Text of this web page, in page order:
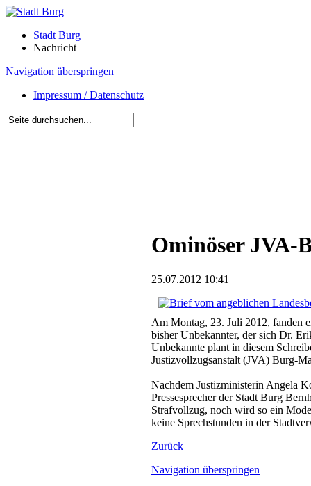
Stadt Burg
Nachricht
Navigation überspringen
Impressum / Datenschutz
Ominöser JVA-
25.07.2012 10:41
Am Montag, 23. Juli 2012, fanden
bisher Unbekannter, der sich Dr.
Unbekannte plant in diesem
Justizvollzugsanstalt (JVA) Burg-
Nachdem Justizministerin Angela
Pressesprecher der Stadt Burg
Strafvollzug, noch wird so ein
keine Sprechstunden in der
Zurück
Navigation überspringen